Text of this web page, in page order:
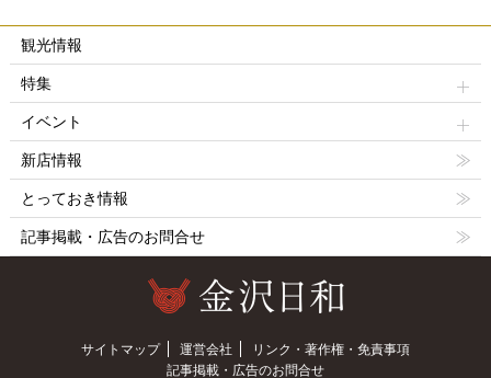
観光情報
特集
イベント
新店情報
とっておき情報
記事掲載・広告のお問合せ
サイトマップ 運営会社
リンク・著作権・免責事項
記事掲載・広告のお問合せ